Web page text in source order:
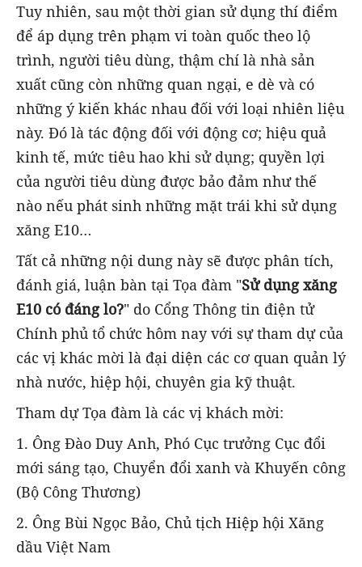
Tuy nhiên, sau một thời gian sử dụng thí điểm
để áp dụng trên phạm vi toàn quốc theo lộ
trình, người tiêu dùng, thậm chí là nhà sản
xuất cũng còn những quan ngại, e dè và có
những ý kiến khác nhau đối với loại nhiên liệu
này. Đó là tác động đối với động cơ; hiệu quả
kinh tế, mức tiêu hao khi sử dụng; quyền lợi
của người tiêu dùng được bảo đảm như thế
nào nếu phát sinh những mặt trái khi sử dụng
xăng E10…
Tất cả những nội dung này sẽ được phân tích,
đánh giá, luận bàn tại Tọa đàm "Sử dụng xăng
E10 có đáng lo?" do Cổng Thông tin điện tử
Chính phủ tổ chức hôm nay với sự tham dự của
các vị khác mời là đại diện các cơ quan quản lý
nhà nước, hiệp hội, chuyên gia kỹ thuật.
Tham dự Tọa đàm là các vị khách mời:
1. Ông Đào Duy Anh, Phó Cục trưởng Cục đổi
mới sáng tạo, Chuyển đổi xanh và Khuyến công
(Bộ Công Thương)
2. Ông Bùi Ngọc Bảo, Chủ tịch Hiệp hội Xăng
dầu Việt Nam